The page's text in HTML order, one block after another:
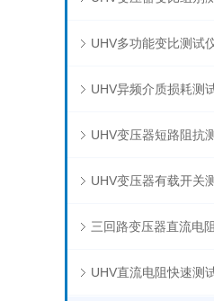
UHV多功能变比测试
UHV异频介质损耗测
UHV变压器短路阻抗
UHV变压器有载开关
三回路变压器直流电
UHV直流电阻快速测